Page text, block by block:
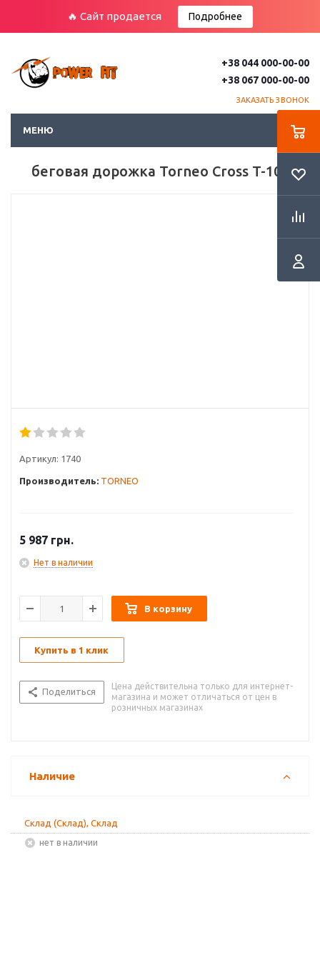
🔥 Сайт продается Подробнее
+38 044 000-00-00
+38 067 000-00-00
ЗАКАЗАТЬ ЗВОНОК
МЕНЮ
беговая дорожка Torneo Cross T-107
Артикул: 1740
Производитель: TORNEO
5 987 грн.
Нет в наличии
В корзину
Купить в 1 клик
Поделиться
Цена действительна только для интернет-
магазина и может отличаться от цен в
розничных магазинах
Наличие
Склад (Склад), Склад
Нет в наличии